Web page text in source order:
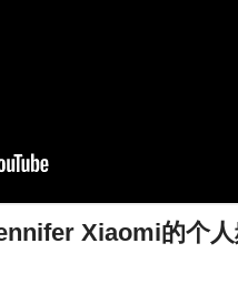
Xiaomi的个